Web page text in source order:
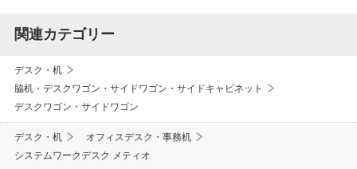
関連カテゴリー
デスク・机
脇机・デスクワゴン・サイドワゴン・サイドキャビネット
デスクワゴン・サイドワゴン
デスク・机
オフィスデスク・事務机
システムワークデスク メティオ